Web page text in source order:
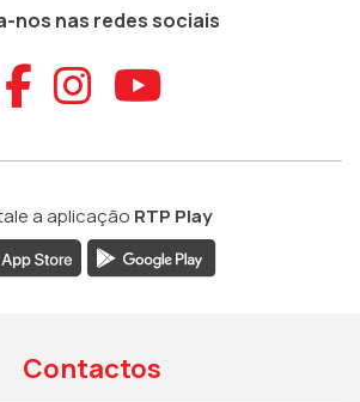
nos nas redes sociais
Aceder ao
Aceder ao
Aceder
a aplicação RTP Play
Contactos